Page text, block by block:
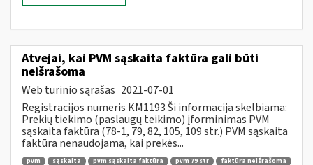
Atvejai, kai PVM sąskaita faktūra gali būti
neišrašoma
Web turinio sąrašas 2021-07-01
Registracijos numeris KM1193 Ši informacija skelbiama:
Prekių tiekimo (paslaugų teikimo) įforminimas PVM
sąskaita faktūra (78-1, 79, 82, 105, 109 str.) PVM sąskaita
faktūra nenaudojama, kai prekės...
pvm sąskaita pvm sąskaita faktūra pvm 79 str faktūra neišrašoma